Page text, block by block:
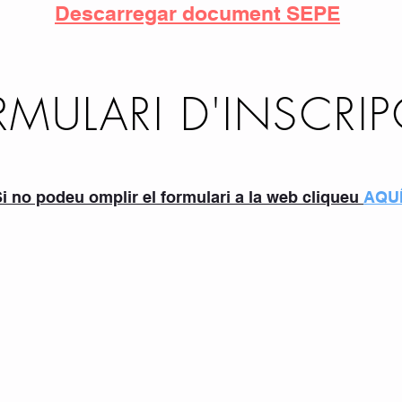
Descarregar document SEPE
no podeu omplir el formulari a la web cliqueu AQUÍ